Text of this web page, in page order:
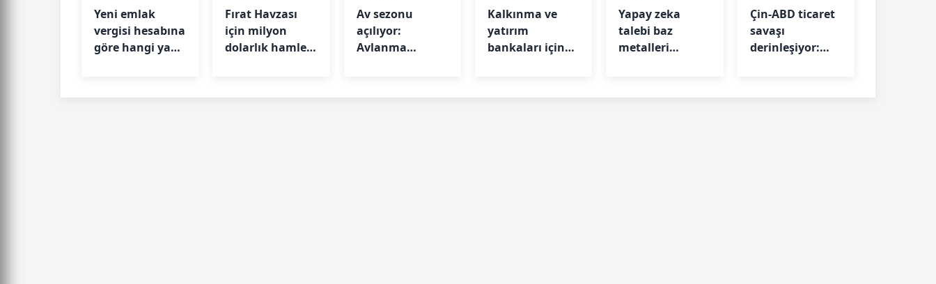
Yeni emlak
vergisi hesabına
göre hangi yapı
Fırat Havzası
için milyon
dolarlık hamle!
Av sezonu
açılıyor:
Avlanma
Kalkınma ve
yatırım
bankaları için
Yapay zeka
talebi baz
metalleri
Çin-ABD ticaret
savaşı
derinleşiyor: